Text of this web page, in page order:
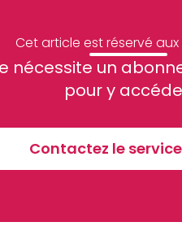
Cet article est réservé
nécessite un
pour y
Contactez le
économique et
acceptez de recevoir nos